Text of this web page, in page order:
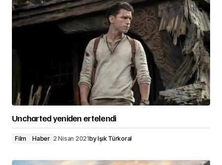
Uncharted yeniden ertelendi
Film Haber 2 Nisan 2021byIşık Türkoral